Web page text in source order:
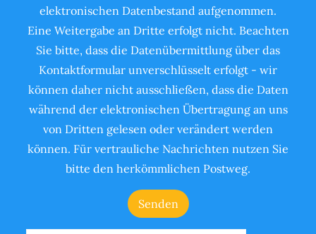
elektronischen Datenbestand aufgenommen.
Eine Weitergabe an Dritte erfolgt nicht. Beachten
Sie bitte, dass die Datenübermittlung über das
Kontaktformular unverschlüsselt erfolgt - wir
können daher nicht ausschließen, dass die Daten
während der elektronischen Übertragung an uns
von Dritten gelesen oder verändert werden
können. Für vertrauliche Nachrichten nutzen Sie
bitte den herkömmlichen Postweg.